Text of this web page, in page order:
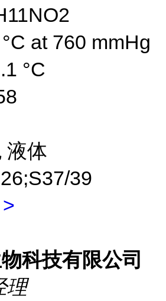
at 760 mmHg
°C
液体
39
科技有限公司
理